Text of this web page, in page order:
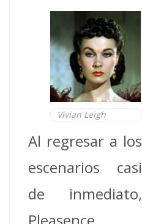
Vivian Leigh
Al regresar a los
escenarios casi
de inmediato,